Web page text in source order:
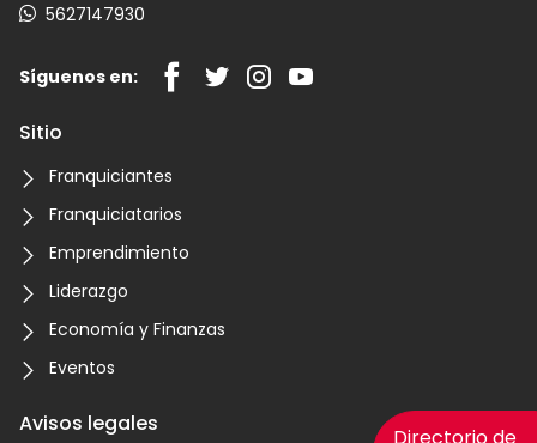
5627147930
Síguenos en:
Sitio
Franquiciantes
Franquiciatarios
Emprendimiento
Liderazgo
Economía y Finanzas
Eventos
Avisos legales